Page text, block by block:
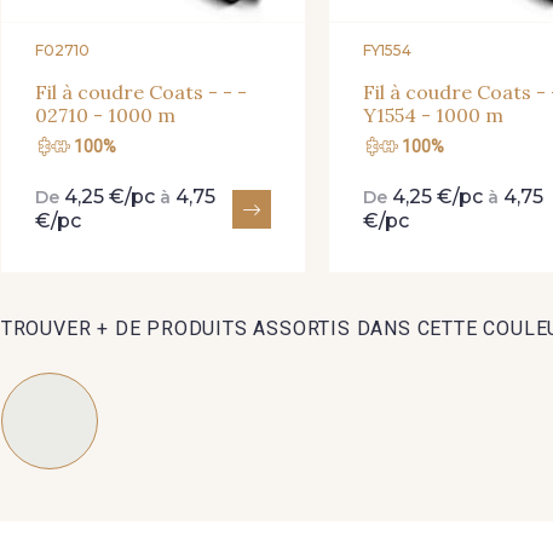
F02710
Fil à coudre Coats - - -
02710 - 1000 m
100%
De 4,25 €/pc à 4,75
€/pc
FY1554
Fil à coudre Coats -
Y1554 - 1000 m
100%
De 4,25 €/pc à 4,75
€/pc
TROUVER + DE PRODUITS ASSORTIS DANS CETTE